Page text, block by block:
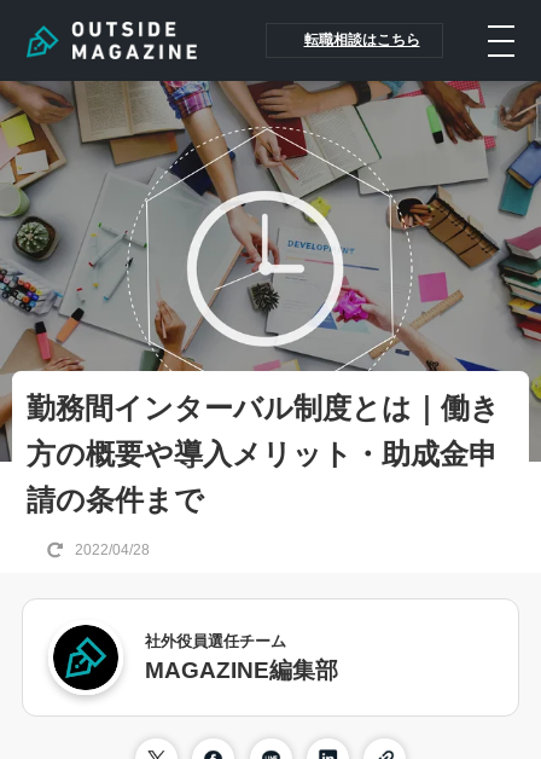
転職相談はこちら
2022/04/28
勤務間インターバル制度とは｜働き
方の概要や導入メリット・助成金申
請の条件まで
社外役員選任チーム
MAGAZINE編集部